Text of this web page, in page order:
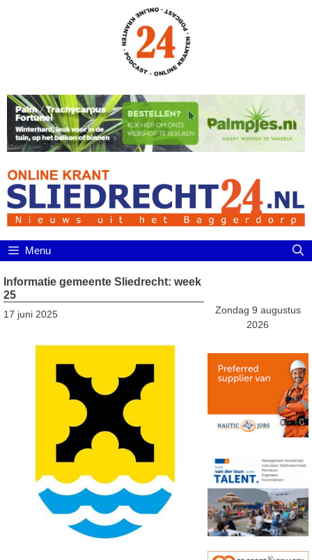
Menu
Informatie gemeente Sliedrecht: week
25
17 juni 2025
Zondag 9 augustus
2026